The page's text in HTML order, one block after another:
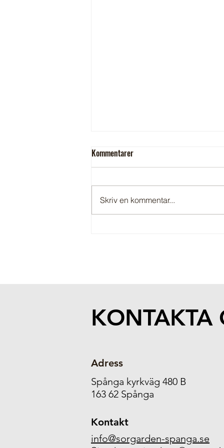
Avstängning av elektricitet
Kommentarer
Skriv en kommentar...
KONTAKTA
Adress
Spånga kyrkväg 480 B
163 62 Spånga
Kontakt
info@sorgarden-spanga.se